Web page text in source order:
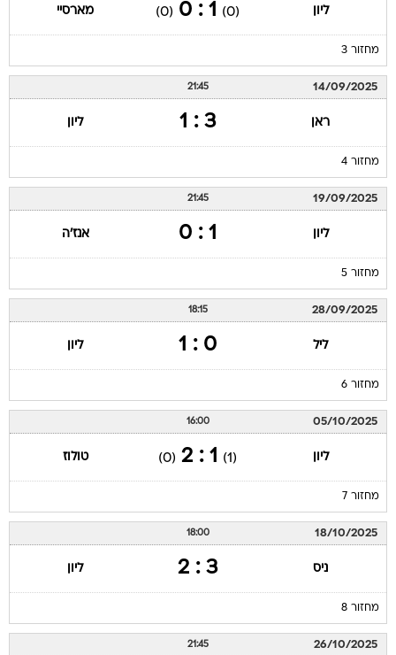
ליון (0)
1 : 0
(0) מארסיי
מחזור 3
14/09/2025
21:45
ראן 3 : 1 ליון
מחזור 4
19/09/2025
21:45
ליון 1 : 0 אנז'ה
מחזור 5
28/09/2025
18:15
ליל 0 : 1 ליון
מחזור 6
05/10/2025
16:00
ליון (1)
1 : 2
(0) טולוז
מחזור 7
18/10/2025
18:00
ניס 3 : 2 ליון
מחזור 8
26/10/2025
21:45